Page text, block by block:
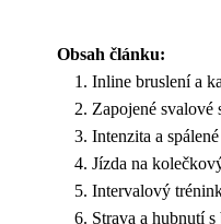
Obsah článku:
Inline bruslení a
Zapojené svalové
Intenzita a
Jízda na
Intervalový
Strava a hubnutí